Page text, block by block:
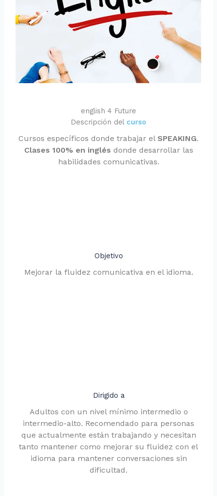
english 4 Future
Descripción del curso
Cursos específicos donde trabajar el SPEAKING.
Clases 100% en inglés donde desarrollar las
habilidades comunicativas.
Objetivo
Mejorar la fluidez comunicativa en el idioma.
Dirigido a
Adultos con un nivel mínimo intermedio o
intermedio-alto. Recomendado para personas
que actualmente están trabajando y necesitan
tanto mantener como mejorar su fluidez con el
idioma para mantener conversaciones sin
dificultad.